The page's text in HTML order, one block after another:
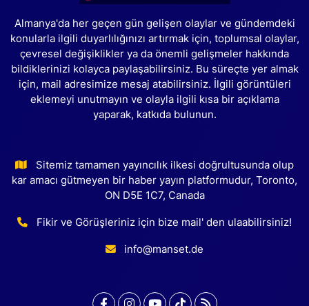
Almanya'da her geçen gün gelişen olaylar ve gündemdeki
konularla ilgili duyarlılığınızı artırmak için, toplumsal olaylar,
çevresel değişiklikler ya da önemli gelişmeler hakkında
bildiklerinizi kolayca paylaşabilirsiniz. Bu süreçte yer almak
için, mail adresimize mesaj atabilirsiniz. İlgili görüntüleri
eklemeyi unutmayın ve olayla ilgili kısa bir açıklama
yaparak, katkıda bulunun.
Sitemiz tamamen yayıncılık ilkesi doğrultusunda olup
kar amacı gütmeyen bir haber yayın platformudur, Toronto,
ON D5E 1C7, Canada
Fikir ve Görüşleriniz için bize mail' den ulaabilirsiniz!
info@manset.de